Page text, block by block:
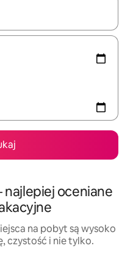
poruszać się po nich za
najlepiej oceniane
na pobyt są wysoko
czystość i nie tylko.